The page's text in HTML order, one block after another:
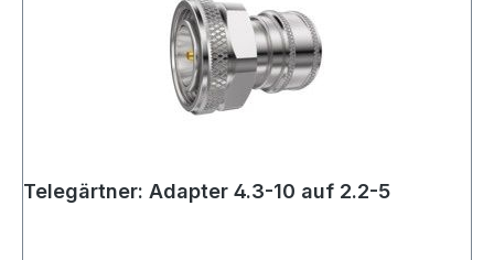
Telegärtner: Adapter 4.3-10 auf 2.2-5